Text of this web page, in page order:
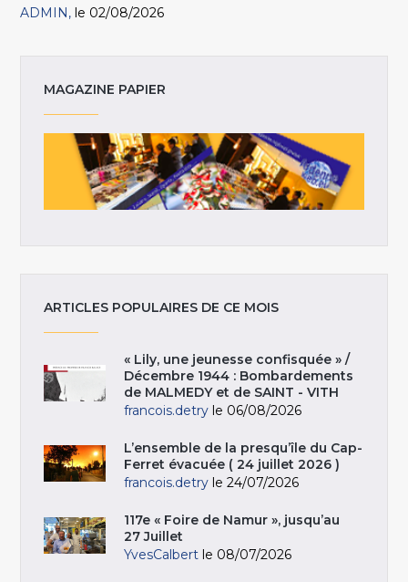
ADMIN le 02/08/2026
MAGAZINE PAPIER
ARTICLES POPULAIRES DE CE MOIS
« Lily, une jeunesse confisquée » /
Décembre 1944 : Bombardements
de MALMEDY et de SAINT - VITH
francois.detry le 06/08/2026
L’ensemble de la presqu’île du Cap-
Ferret évacuée ( 24 juillet 2026 )
francois.detry le 24/07/2026
117e « Foire de Namur », jusqu’au
27 Juillet
YvesCalbert le 08/07/2026